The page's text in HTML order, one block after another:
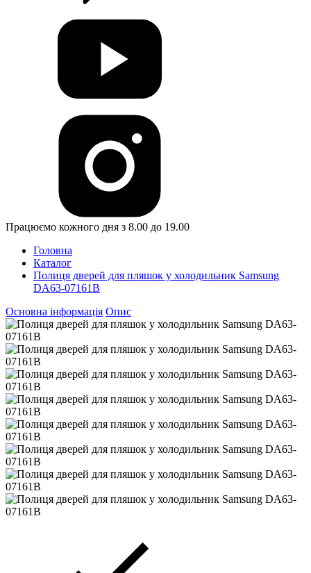
Працюємо кожного дня з 8.00 до 19.00
Головна
Каталог
Полиця дверей для пляшок у холодильник Samsung
DA63-07161B
Основна інформація Опис